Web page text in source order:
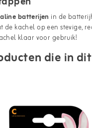
batterijen in de
de kachel op een stevige,
klaar voor gebruik!
die in